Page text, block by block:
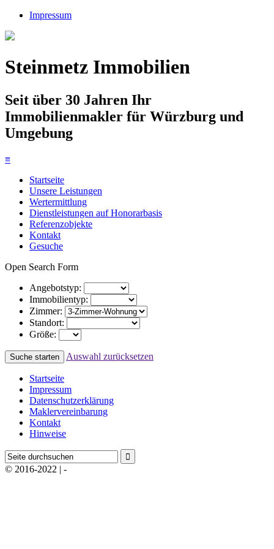
Impressum
Steinmetz Immobilien
Seit über 30 Jahren Ihr
Immobilienmakler für Würzburg und
Umgebung
≡
Startseite
Unsere Leistungen
Wertermittlung
Dienstleistungen auf Honorarbasis
Referenzobjekte
Kontakt
Gesuche
Open Search Form
Angebotstyp:
Immobilientyp:
Zimmer:
Standort:
Größe:
Auswahl zurücksetzen
Startseite
Impressum
Datenschutzerklärung
Maklervereinbarung
Kontakt
Hinweise
© 2016-2022 | -